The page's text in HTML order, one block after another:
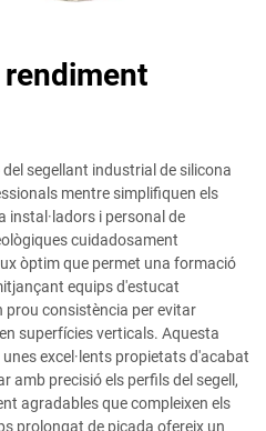
segellant industrial de silicona
mentre simplifiquen els
instal·ladors i personal de
cuidadosament
òptim que permet una formació
equips d'estucat
prou consistència per evitar
superfícies verticals. Aquesta
excel·lents propietats d'acabat
amb precisió els perfils del segell,
agradables que compleixen els
prolongat de picada ofereix un